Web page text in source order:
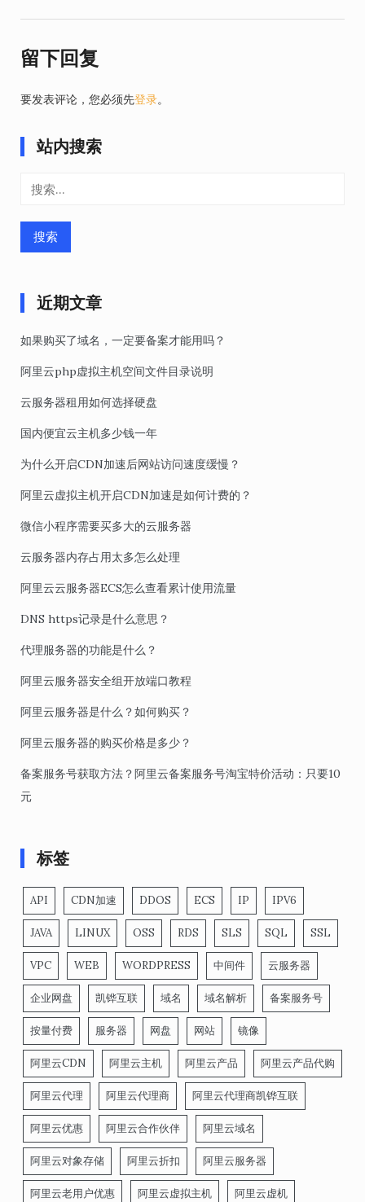
留下回复
要发表评论，您必须先登录。
站内搜索
近期文章
如果购买了域名，一定要备案才能用吗？
阿里云php虚拟主机空间文件目录说明
云服务器租用如何选择硬盘
国内便宜云主机多少钱一年
为什么开启CDN加速后网站访问速度缓慢？
阿里云虚拟主机开启CDN加速是如何计费的？
微信小程序需要买多大的云服务器
云服务器内存占用太多怎么处理
阿里云云服务器ECS怎么查看累计使用流量
DNS https记录是什么意思？
代理服务器的功能是什么？
阿里云服务器安全组开放端口教程
阿里云服务器是什么？如何购买？
阿里云服务器的购买价格是多少？
备案服务号获取方法？阿里云备案服务号淘宝特价活动：只要10
元
标签
API CDN加速 DDOS ECS IP IPV6
JAVA LINUX OSS RDS SLS SQL SSL
VPC WEB WORDPRESS 中间件 云服务器
企业网盘 凯铧互联 域名 域名解析 备案服务号
按量付费 服务器 网盘 网站 镜像
阿里云CDN 阿里云主机 阿里云产品 阿里云产品代购
阿里云代理 阿里云代理商 阿里云代理商凯铧互联
阿里云优惠 阿里云合作伙伴 阿里云域名
阿里云对象存储 阿里云折扣 阿里云服务器
阿里云老用户优惠 阿里云虚拟主机 阿里云虚机